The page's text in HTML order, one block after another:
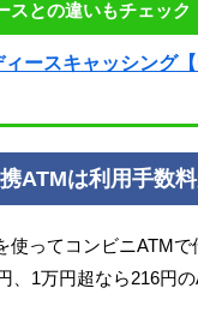
スとの違いもチェック
ィースキャッシング
ATMは利用手数
使ってコンビニATMで
、1万円超なら216円